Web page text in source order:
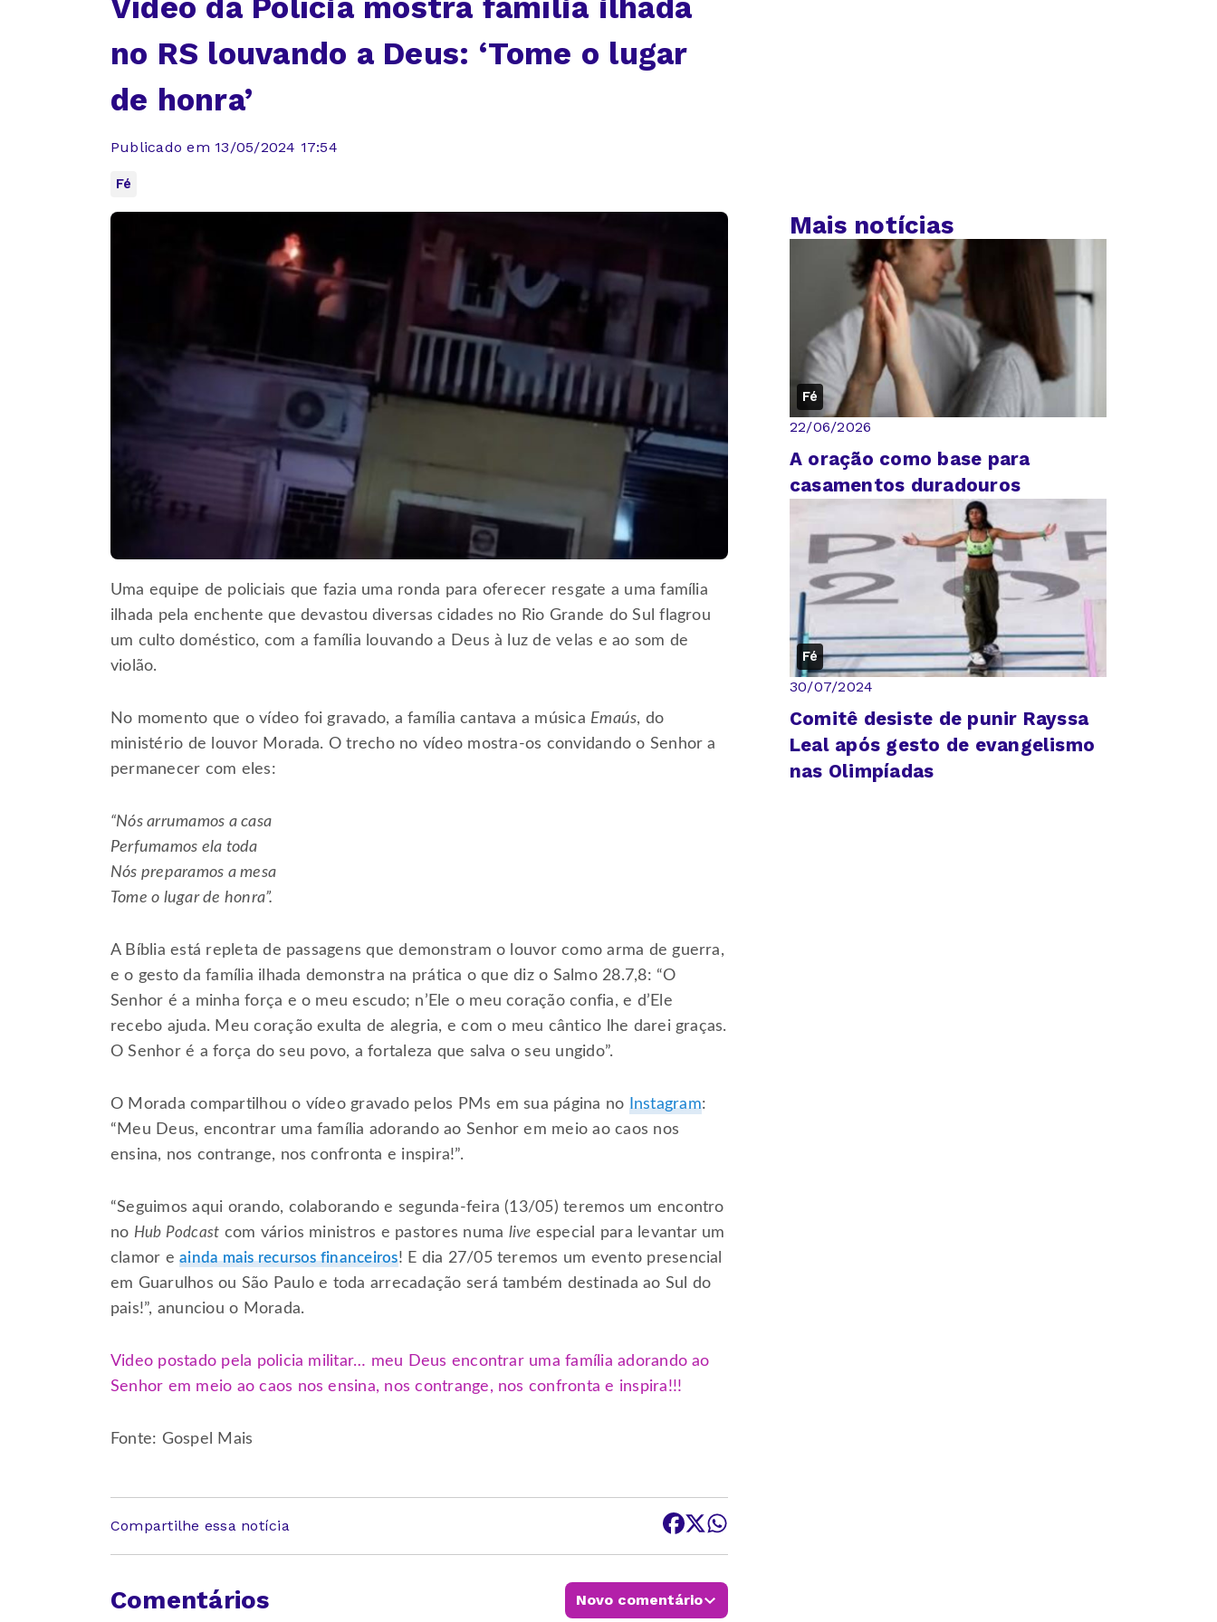
Vídeo da Polícia mostra família ilhada
no RS louvando a Deus: ‘Tome o lugar
de honra’
Publicado em 13/05/2024 17:54
Fé
Uma equipe de policiais que fazia uma ronda para oferecer resgate a uma família
ilhada pela enchente que devastou diversas cidades no Rio Grande do Sul flagrou
um culto doméstico, com a família louvando a Deus à luz de velas e ao som de
violão.
No momento que o vídeo foi gravado, a família cantava a música Emaús, do
ministério de louvor Morada. O trecho no vídeo mostra-os convidando o Senhor a
permanecer com eles:
“Nós arrumamos a casa
Perfumamos ela toda
Nós preparamos a mesa
Tome o lugar de honra”.
A Bíblia está repleta de passagens que demonstram o louvor como arma de guerra,
e o gesto da família ilhada demonstra na prática o que diz o Salmo 28.7,8: “O
Senhor é a minha força e o meu escudo; n’Ele o meu coração confia, e d’Ele
recebo ajuda. Meu coração exulta de alegria, e com o meu cântico lhe darei graças.
O Senhor é a força do seu povo, a fortaleza que salva o seu ungido”.
O Morada compartilhou o vídeo gravado pelos PMs em sua página no Instagram:
“Meu Deus, encontrar uma família adorando ao Senhor em meio ao caos nos
ensina, nos contrange, nos confronta e inspira!”.
“Seguimos aqui orando, colaborando e segunda-feira (13/05) teremos um encontro
no Hub Podcast com vários ministros e pastores numa live especial para levantar um
clamor eainda mais recursos financeiros! E dia 27/05 teremos um evento presencial
em Guarulhos ou São Paulo e toda arrecadação será também destinada ao Sul do
pais!”, anunciou o Morada.
Video postado pela policia militar… meu Deus encontrar uma família adorando ao
Senhor em meio ao caos nos ensina, nos contrange, nos confronta e inspira!!!
Fonte: Gospel Mais
Compartilhe essa notícia
Comentários Novo comentário
Mais notícias
Fé
22/06/2026
A oração como base para
casamentos duradouros
Fé
30/07/2024
Comitê desiste de punir Rayssa
Leal após gesto de evangelismo
nas Olimpíadas